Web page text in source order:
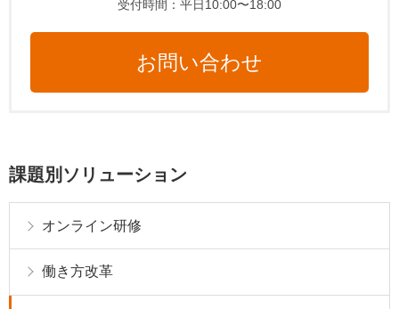
受付時間：平日10:00〜18:00
お問い合わせ
課題別ソリューション
オンライン研修
働き方改革